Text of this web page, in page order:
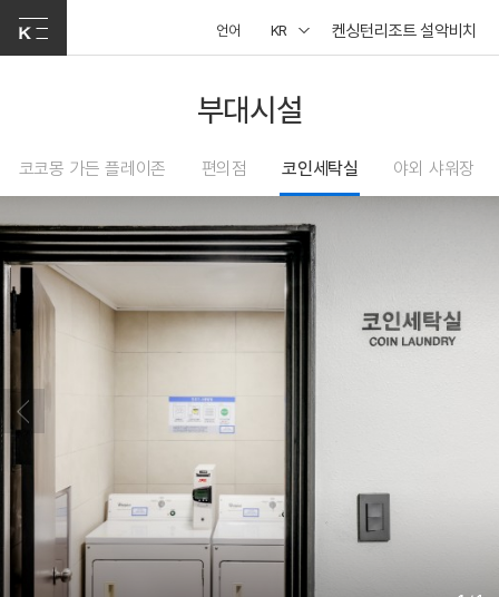
언어 KR 켄싱턴리조트 설악비치
부대시설
코코몽 가든 플레이존 편의점 코인세탁실 야외 샤워장